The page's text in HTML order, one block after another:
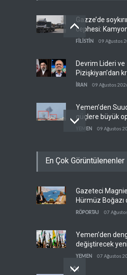
Gazze’de
cephesi:
sürücüler de
FİLİSTİN 09 Ağustos
Devrim Lideri ve
Pizişkiyan’dan
görüşme
İRAN 09 Ağustos
Yemen’den
güçlere büyük
YEMEN 09 Ağustos
hamlesi
Arakçi: ‘İran,
rağmen
sürdürecek’
En Çok Görüntülenenler
Gazeteci
Hürmüz
doğrudan İran
RÖPORTAJ 07
Yemen’den
değiştirecek
denklem
YEMEN 07 Ağustos